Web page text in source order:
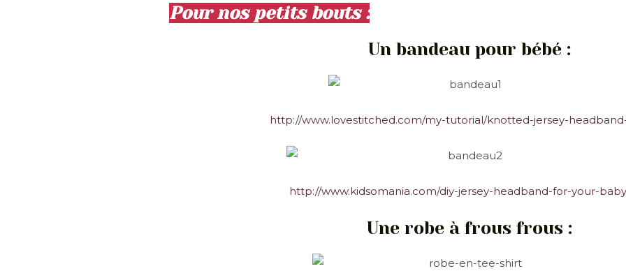
Pour nos petits bouts :
Un bandeau pour bébé :
http://www.lovestitched.com/my-tutorial/knotted-jersey-
http://www.kidsomania.com/diy-jersey-headband-for-your-
Une robe à frous frous :